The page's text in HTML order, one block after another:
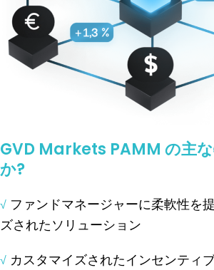
GVD Markets PAMM の主
か?
√ ファンドマネージャーに柔軟性を
ズされたソリューション
√ カスタマイズされたインセンティ